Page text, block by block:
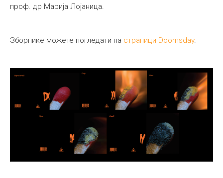
проф. др Марија Лојаница.
Зборнике можете погледати на страници Doomsday.